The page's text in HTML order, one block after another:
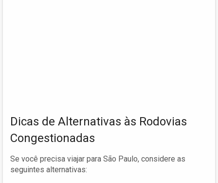
Dicas de Alternativas às Rodovias
Congestionadas
Se você precisa viajar para São Paulo, considere as
seguintes alternativas: